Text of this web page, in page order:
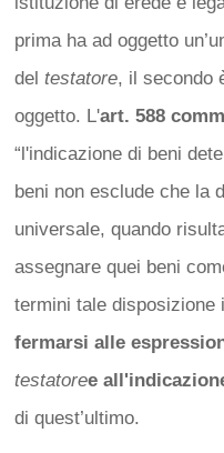
prima ha ad oggetto
del testatore, il secondo
oggetto. L'art. 588
“l'indicazione di beni
beni non esclude che la
universale, quando
assegnare quei beni
termini tale disposizione
fermarsi alle
testatoree
di quest’ultimo.